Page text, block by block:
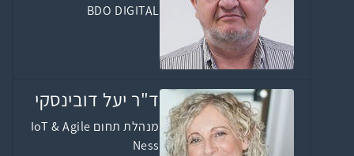
BDO DIGITAL
ד"ר יעל דובינסקי
מנהלת תחום IoT & Agile
Ness